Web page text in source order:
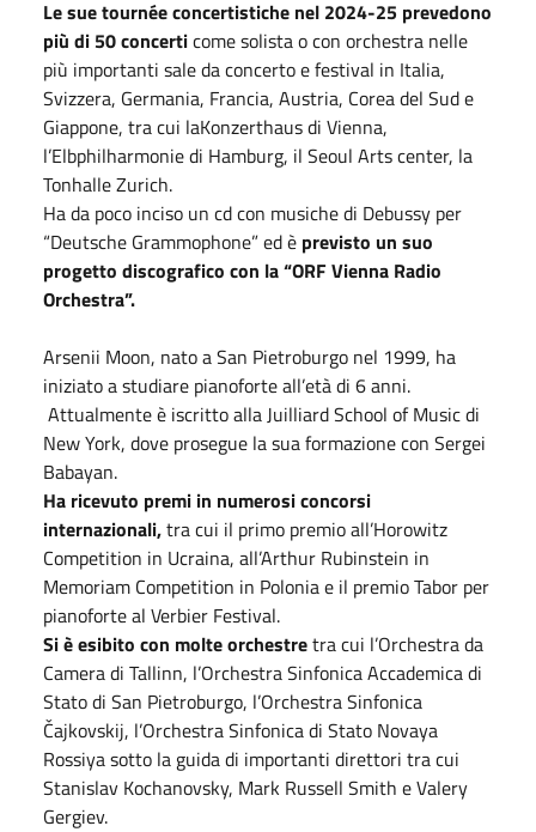
Le sue tournée concertistiche nel 2024-25 prevedono
più di 50 concerticome solista o con orchestra nelle
più importanti sale da concerto e festival in Italia,
Svizzera, Germania, Francia, Austria, Corea del Sud e
Giappone, tra cui laKonzerthaus di Vienna,
l’Elbphilharmonie di Hamburg, il Seoul Arts center, la
Tonhalle Zurich.
Ha da poco inciso un cd con musiche di Debussy per
“Deutsche Grammophone” ed è previsto un suo
progetto discografico con la “ORF Vienna Radio
Orchestra”.
Arsenii Moon, nato a San Pietroburgo nel 1999, ha
iniziato a studiare pianoforte all’età di 6 anni.
Attualmente è iscritto alla Juilliard School of Music di
New York, dove prosegue la sua formazione con Sergei
Babayan.
Ha ricevuto premi in numerosi concorsi
internazionali,tra cui il primo premio all’Horowitz
Competition in Ucraina, all’Arthur Rubinstein in
Memoriam Competition in Polonia e il premio Tabor per
pianoforte al Verbier Festival.
Si è esibito con molte orchestretra cui l’Orchestra da
Camera di Tallinn, l’Orchestra Sinfonica Accademica di
Stato di San Pietroburgo, l’Orchestra Sinfonica
Čajkovskij, l’Orchestra Sinfonica di Stato Novaya
Rossiya sotto la guida di importanti direttori tra cui
Stanislav Kochanovsky, Mark Russell Smith e Valery
Gergiev.